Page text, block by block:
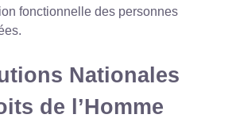
fonctionnelle des personnes
Nationales
de l’Homme